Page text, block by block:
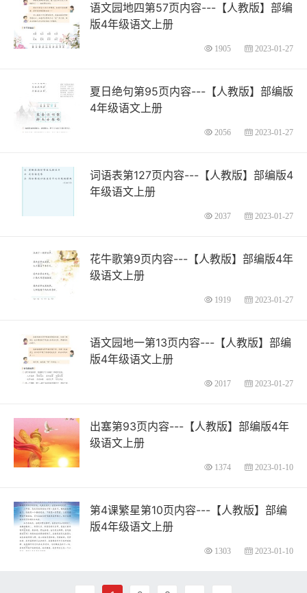
语文园地四第57页内容---【人教版】部编
版4年级语文上册
1905 2023-01-27
夏日绝句第95页内容---【人教版】部编版
4年级语文上册
2056 2023-01-27
词语表第127页内容---【人教版】部编版4
年级语文上册
2037 2023-01-27
花牛歌第9页内容---【人教版】部编版4年
级语文上册
1919 2023-01-27
语文园地一第13页内容---【人教版】部编
版4年级语文上册
2017 2023-01-27
出塞第93页内容---【人教版】部编版4年
级语文上册
1374 2023-01-10
第4课繁星第10页内容---【人教版】部编
版4年级语文上册
1303 2023-01-10